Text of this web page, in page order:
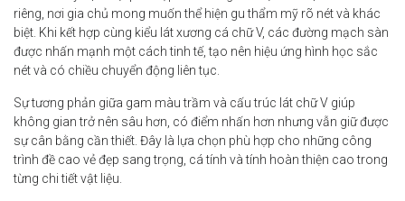
riêng, nơi gia chủ mong muốn thể hiện gu thẩm mỹ rõ nét và khác
biệt. Khi kết hợp cùng kiểu lát xương cá chữ V, các đường mạch sàn
được nhấn mạnh một cách tinh tế, tạo nên hiệu ứng hình học sắc
nét và có chiều chuyển động liên tục.
Sự tương phản giữa gam màu trầm và cấu trúc lát chữ V giúp
không gian trở nên sâu hơn, có điểm nhấn hơn nhưng vẫn giữ được
sự cân bằng cần thiết. Đây là lựa chọn phù hợp cho những công
trình đề cao vẻ đẹp sang trọng, cá tính và tính hoàn thiện cao trong
từng chi tiết vật liệu.